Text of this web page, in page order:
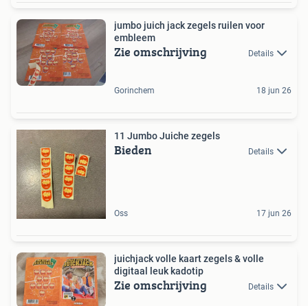
jumbo juich jack zegels ruilen voor
embleem
Zie omschrijving Details
Gorinchem 18 jun 26
11 Jumbo Juiche zegels
Bieden Details
Oss 17 jun 26
juichjack volle kaart zegels & volle
digitaal leuk kadotip
Zie omschrijving Details